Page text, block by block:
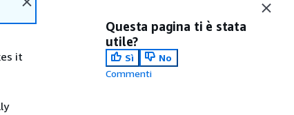
it
Questa pagina ti è stata
utile?
Sì
No
Commenti